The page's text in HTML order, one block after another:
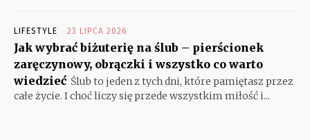
LIFESTYLE 23 LIPCA 2026
Jak wybrać biżuterię na ślub – pierścionek
zaręczynowy, obrączki i wszystko co warto
wiedzieć Ślub to jeden z tych dni, które pamiętasz przez
całe życie. I choć liczy się przede wszystkim miłość i...